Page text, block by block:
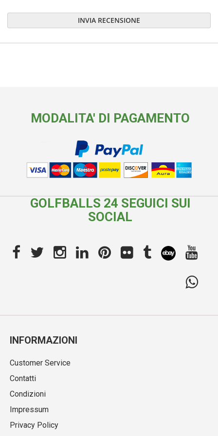
INVIA RECENSIONE
MODALITA' DI PAGAMENTO
GOLFBALLS 24 SEGUICI SUI
SOCIAL
INFORMAZIONI
Customer Service
Contatti
Condizioni
Impressum
Privacy Policy